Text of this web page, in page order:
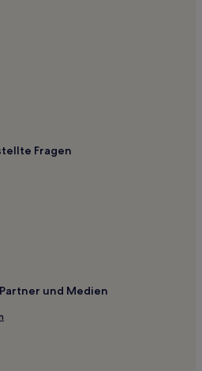
Fragen
und Medien